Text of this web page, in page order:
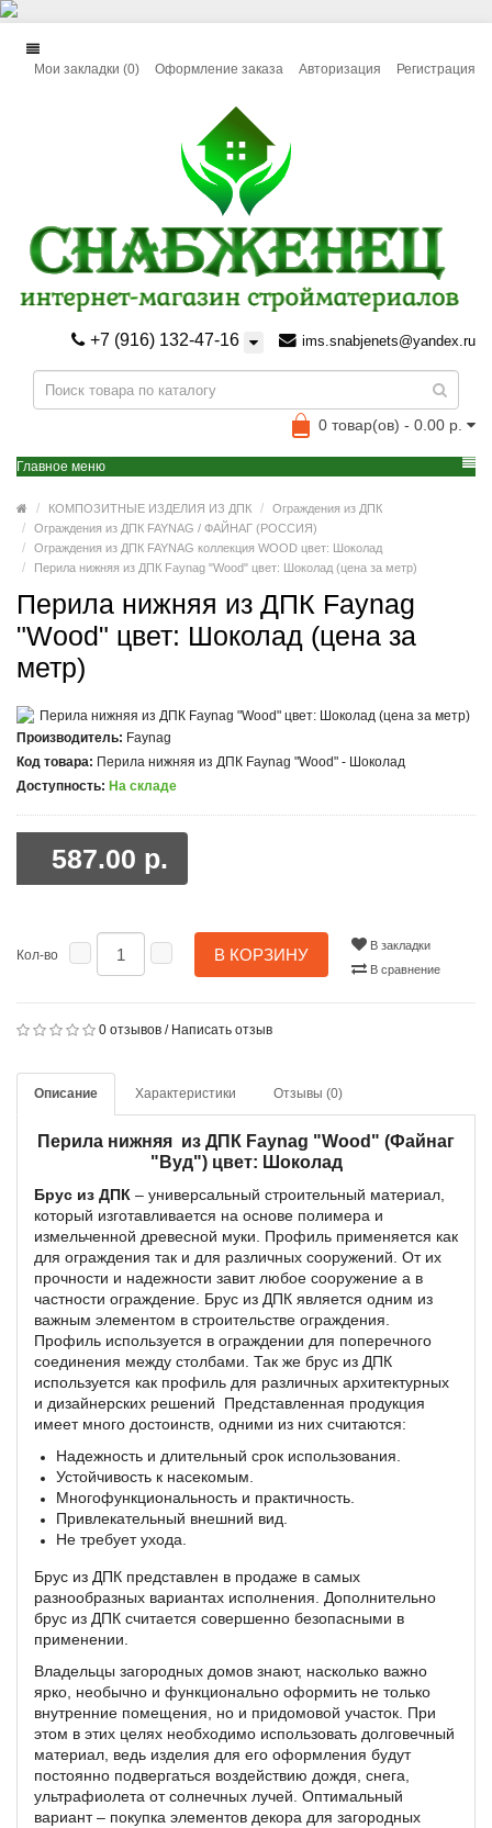
Авторизация Регистрация
Мои закладки (0) Оформление заказа
+7 (916) 132-47-16 ims.snabjenets@yandex.ru
0 товар(ов) - 0.00 р.
Главное меню
КОМПОЗИТНЫЕ ИЗДЕЛИЯ ИЗ ДПК
Ограждения из ДПК
Ограждения из ДПК FAYNAG / ФАЙНАГ (РОССИЯ)
Ограждения из ДПК FAYNAG коллекция WOOD цвет: Шоколад
Перила нижняя из ДПК Faynag "Wood" цвет: Шоколад (цена за метр)
Перила нижняя из ДПК Faynag
"Wood" цвет: Шоколад (цена за
метр)
Производитель: Faynag
Код товара: Перила нижняя из ДПК Faynag "Wood" - Шоколад
Доступность: На складе
587.00 р.
Кол-во В КОРЗИНУ
В закладки
В сравнение
0 отзывов / Написать отзыв
Описание Характеристики Отзывы (0)
Перила нижняя из ДПК Faynag "Wood" (Файнаг
"Вуд") цвет: Шоколад
Брус из ДПК – универсальный строительный материал,
который изготавливается на основе полимера и
измельченной древесной муки. Профиль применяется как
для ограждения так и для различных сооружений. От их
прочности и надежности завит любое сооружение а в
частности ограждение. Брус из ДПК является одним из
важным элементом в строительстве ограждения.
Профиль используется в ограждении для поперечного
соединения между столбами. Так же брус из ДПК
используется как профиль для различных архитектурных
и дизайнерских решений Представленная продукция
имеет много достоинств, одними из них считаются:
Надежность и длительный срок использования.
Устойчивость к насекомым.
Многофункциональность и практичность.
Привлекательный внешний вид.
Не требует ухода.
Брус из ДПК представлен в продаже в самых
разнообразных вариантах исполнения. Дополнительно
брус из ДПК считается совершенно безопасными в
применении.
Владельцы загородных домов знают, насколько важно
ярко, необычно и функционально оформить не только
внутренние помещения, но и придомовой участок. При
этом в этих целях необходимо использовать долговечный
материал, ведь изделия для его оформления будут
постоянно подвергаться воздействию дождя, снега,
ультрафиолета от солнечных лучей. Оптимальный
вариант – покупка элементов декора для загородных